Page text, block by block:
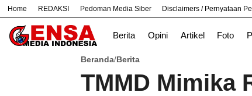
Home REDAKSI Pedoman Media Siber Disclaimers / Pernyataan
Berita Opini Artikel Foto
# Bandung Bekasi Hukum
Beranda/Berita
TMMD Mimika